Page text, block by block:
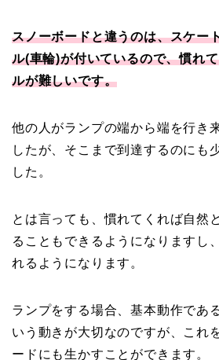
スノーボードと違うのは、スケー
ル(車輪)が付いているので、慣れ
ルが難しいです。
他の人がランプの端から端を行き
したが、そこまで到達するのにも
した。
とは言っても、慣れてくれば自然
ることもできるようになりますし
れるようになります。
ランプをする場合、基本動作であ
いう動きが大切なのですが、これ
ードにも生かすことができます。